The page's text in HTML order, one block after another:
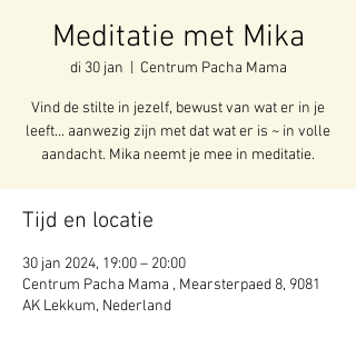
Meditatie met Mika
di 30 jan Centrum Pacha Mama
Vind de stilte in jezelf, bewust van wat er in je
leeft... aanwezig zijn met dat wat er is ~ in volle
aandacht. Mika neemt je mee in meditatie.
Tijd en locatie
30 jan 2024, 19:00 – 20:00
Centrum Pacha Mama , Mearsterpaed 8, 9081
AK Lekkum, Nederland